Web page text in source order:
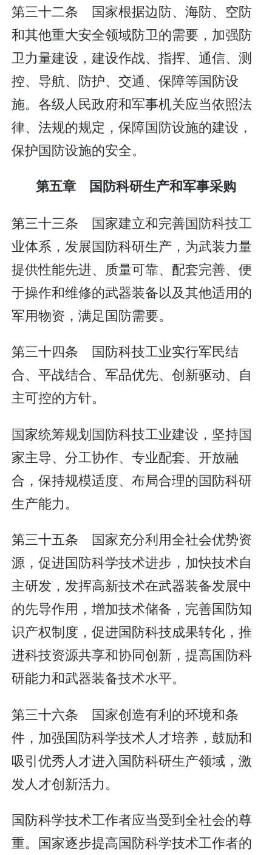
第三十二条 国家根据边防、海防、空防
和其他重大安全领域防卫的需要，加强防
卫力量建设，建设作战、指挥、通信、测
控、导航、防护、交通、保障等国防设
施。各级人民政府和军事机关应当依照法
律、法规的规定，保障国防设施的建设，
保护国防设施的安全。
第五章 国防科研生产和军事采购
第三十三条 国家建立和完善国防科技工
业体系，发展国防科研生产，为武装力量
提供性能先进、质量可靠、配套完善、便
于操作和维修的武器装备以及其他适用的
军用物资，满足国防需要。
第三十四条 国防科技工业实行军民结
合、平战结合、军品优先、创新驱动、自
主可控的方针。
国家统筹规划国防科技工业建设，坚持国
家主导、分工协作、专业配套、开放融
合，保持规模适度、布局合理的国防科研
生产能力。
第三十五条 国家充分利用全社会优势资
源，促进国防科学技术进步，加快技术自
主研发，发挥高新技术在武器装备发展中
的先导作用，增加技术储备，完善国防知
识产权制度，促进国防科技成果转化，推
进科技资源共享和协同创新，提高国防科
研能力和武器装备技术水平。
第三十六条 国家创造有利的环境和条
件，加强国防科学技术人才培养，鼓励和
吸引优秀人才进入国防科研生产领域，激
发人才创新活力。
国防科学技术工作者应当受到全社会的尊
重。国家逐步提高国防科学技术工作者的